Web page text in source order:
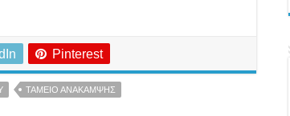
Pinterest
ΤΑΜΕΙΟ ΑΝΑΚΑΜΨΗΣ